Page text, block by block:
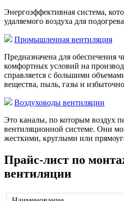
Энергоэффективная система,
удаляемого воздуха для
Промышленная вентиляция
Предназначена для обеспечения
комфортных условий на
справляется с большими
вещества, пыль, газы и
Воздуховоды вентиляции
Это каналы, по которым воздух
вентиляционной системе. Они
жесткими, круглыми или
Прайс-лист по
вентиляции